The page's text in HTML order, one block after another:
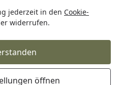
jederzeit in den Cookie-
widerrufen.
öffnen
Gartenstühle &
Stahl